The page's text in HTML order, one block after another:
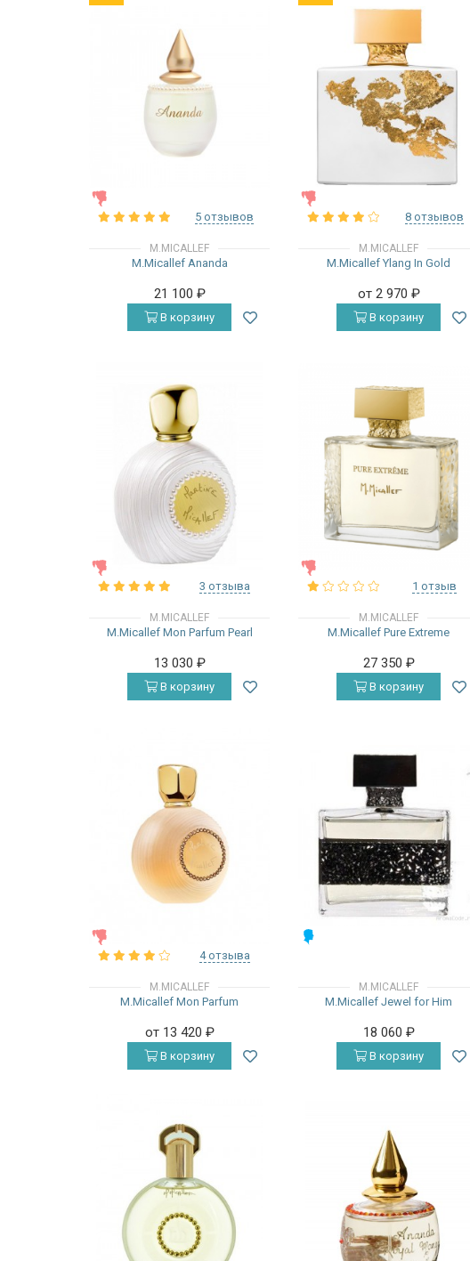
5 отзывов
M.MICALLEF
M.Micallef Ananda
21 100 ₽
В корзину
8 отзывов
M.MICALLEF
M.Micallef Ylang In Gold
от 2 970 ₽
В корзину
ЖЕНСКИЕ
3 отзыва
M.MICALLEF
M.Micallef Mon Parfum Pearl
13 030 ₽
В корзину
1 отзыв
M.MICALLEF
M.Micallef Pure Extreme
27 350 ₽
В корзину
4 отзыва
M.MICALLEF
M.Micallef Mon Parfum
от 13 420 ₽
В корзину
M.MICALLEF
M.Micallef Jewel for Him
18 060 ₽
В корзину